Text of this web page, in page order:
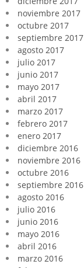
noviembre 2017
octubre 2017
septiembre 2017
agosto 2017
julio 2017
junio 2017
mayo 2017
abril 2017
marzo 2017
febrero 2017
enero 2017
diciembre 2016
noviembre 2016
octubre 2016
septiembre 2016
agosto 2016
julio 2016
junio 2016
mayo 2016
abril 2016
marzo 2016